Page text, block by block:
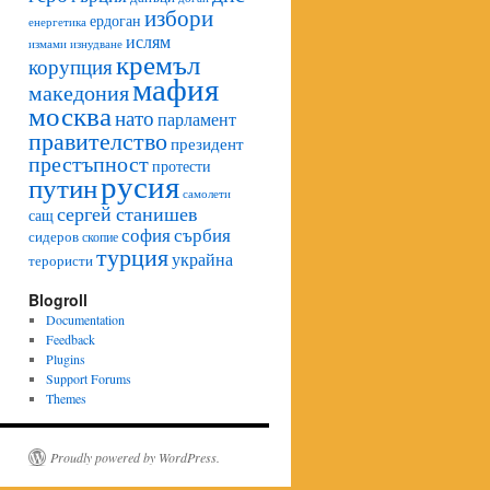
енергетика ердоган избори
измами изнудване ислям
корупциякремъл
македониямафия
москванатопарламент
правителствопрезидент
престъпностпротести
путинрусия самолети
сащсергей станишев
сидеровскопиесофиясърбия
терориститурцияукрайна
Blogroll
Documentation
Feedback
Plugins
Support Forums
Themes
Proudly powered by WordPress.